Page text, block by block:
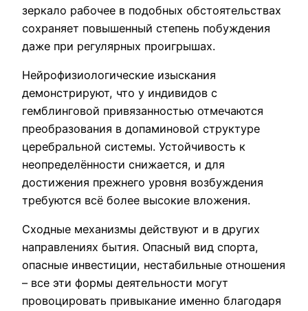
зеркало рабочее в подобных обстоятельствах
сохраняет повышенный степень побуждения
даже при регулярных проигрышах.
Нейрофизиологические изыскания
демонстрируют, что у индивидов с
гемблинговой привязанностью отмечаются
преобразования в допаминовой структуре
церебральной системы. Устойчивость к
неопределённости снижается, и для
достижения прежнего уровня возбуждения
требуются всё более высокие вложения.
Сходные механизмы действуют и в других
направлениях бытия. Опасный вид спорта,
опасные инвестиции, нестабильные отношения
– все эти формы деятельности могут
провоцировать привыкание именно благодаря